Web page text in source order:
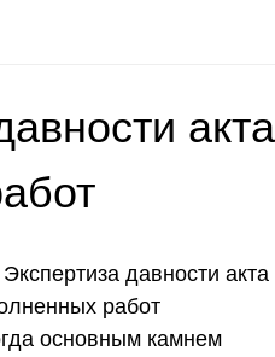
акта
основным камнем